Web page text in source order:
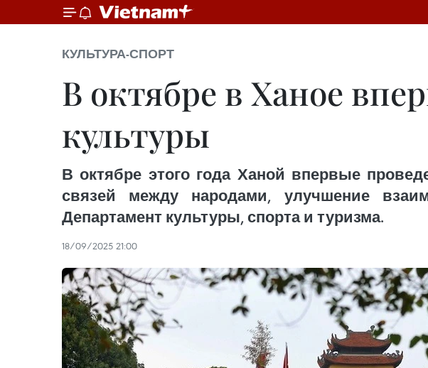
КУЛЬТУРА-СПОРТ
В октябре в Ханое
культуры
В октябре этого года Ханой впервые
связей между народами, улучшение
Департамент культуры, спорта и туризма.
18/09/2025 21:00